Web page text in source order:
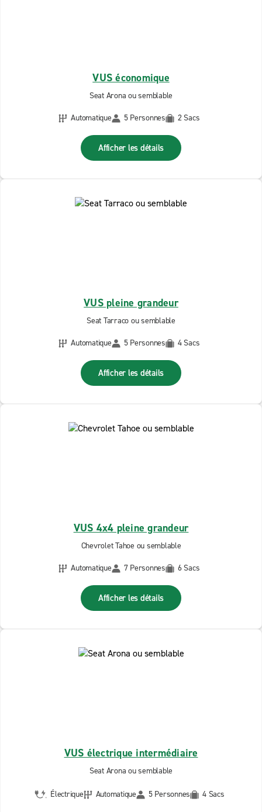
VUS économique
Seat Arona ou semblable
Automatique
5 Personnes 2 Sacs
Afficher les détails
VUS pleine grandeur
Seat Tarraco ou semblable
Automatique
5 Personnes 4 Sacs
Afficher les détails
VUS 4x4 pleine grandeur
Chevrolet Tahoe ou semblable
Automatique
7 Personnes 6 Sacs
Afficher les détails
VUS électrique intermédiaire
Seat Arona ou semblable
Électrique Automatique 5 Personnes 4 Sacs